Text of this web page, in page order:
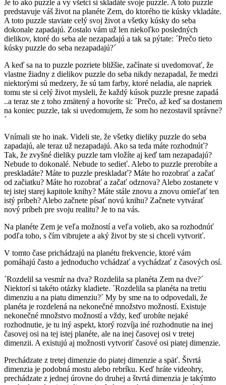
Je to ako puzzle a vy všetci si skladáte svoje puzzle. A toto puzzle
predstavuje váš život na planéte Zem, do ktorého tie kúsky vkladáte.
A toto puzzle staviate celý svoj život a všetky kúsky do seba
dokonale zapadajú. Zostalo vám už len niekoľko posledných
dielikov, ktoré do seba ale nezapadajú a tak sa pýtate: ´Prečo tieto
kúsky puzzle do seba nezapadajú?´
A keď sa na to puzzle pozriete bližšie, začínate si uvedomovať, že
vlastne žiadny z dielikov puzzle do seba nikdy nezapadal, že medzi
niektorými sú medzery, že sú tam farby, ktoré neladia, ale napriek
tomu ste si celý život mysleli, že každý kúsok puzzle presne zapadá
..a teraz ste z toho zmätený a hovoríte si: ´Prečo, až keď sa dostanem
na koniec puzzle, tak si uvedomujem, že som ho nezostavil správne?
´
Vnímali ste ho inak. Videli ste, že všetky dieliky puzzle do seba
zapadajú, ale teraz už nezapadajú. Ako sa teda máte rozhodnúť?
Tak, že zvyšné dieliky puzzle tam vložíte aj keď tam nezapadajú?
Nebude to dokonalé. Nebude to sedieť. Alebo to puzzle prerobíte a
preskladáte? Máte to puzzle preskladať? Máte ho rozobrať a začať
od začiatku? Máte ho rozobrať a začať odznova? Alebo zostanete v
tej istej starej kapitole knihy? Máte stále znovu a znovu omieľať ten
istý príbeh? Alebo začnete písať novú knihu? Začnete vytvárať
nový príbeh pre svoju realitu? Je to na vás.
Na planéte Zem je veľa možností a veľa volieb, ako sa rozhodnúť
podľa toho, s čím vibrujete a aký život by ste si chceli vytvoriť.
V tomto čase prichádzajú na planétu frekvencie, ktoré vám
pomáhajú často a jednoducho vchádzať a vychádzať z časových osí.
´Rozdelil sa vesmír na dva? Rozdelila sa planéta Zem na dve?´
Niektorí si takéto otázky kladiete. ´Rozdelila sa planéta na tretiu
dimenziu a na piatu dimenziu?´ My by sme na to odpovedali, že
planéta je rozdelená na nekonečné množstvo možností. Existuje
nekonečné množstvo možností a vždy, keď urobíte nejaké
rozhodnutie, je tu iný aspekt, ktorý rozvíja iné rozhodnutie na inej
časovej osi na tej istej planéte, ale na inej časovej osi v tretej
dimenzii. A existujú aj možnosti vytvoriť časové osi piatej dimenzie.
Prechádzate z tretej dimenzie do piatej dimenzie a späť. Štvrtá
dimenzia je podobná mostu alebo rebríku. Keď hráte videohry,
prechádzate z jednej úrovne do druhej a štvrtá dimenzia je takýmto